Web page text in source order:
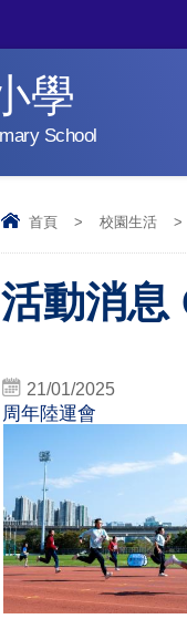
學
School
首頁 > 校園生活 >
活動消息
21/01/2025
周年陸運會